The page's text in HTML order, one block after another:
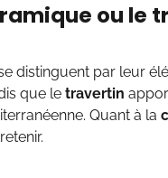
ou le
distinguent par leur
que le travertin
Quant à la